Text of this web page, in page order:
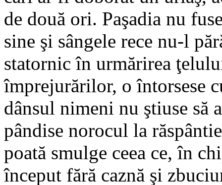
de două ori. Paşadia nu
sine şi sângele rece nu-l
statornic în urmărirea
împrejurărilor, o întorsese
dânsul nimeni nu ştiuse să
pândise norocul la
poată smulge ceea ce, în
început fără caznă şi